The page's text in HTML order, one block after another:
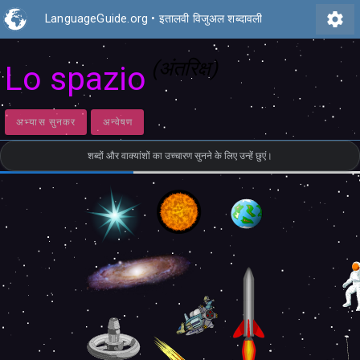
LanguageGuide.org • इतालवी विजुअल शब्दावली settings
Lo spazio (अंतरिक्ष)
अभ्यास सुनकर अन्वेषण
शब्दों और वाक्यांशों का उच्चारण सुनने के लिए उन्हें छुएं।